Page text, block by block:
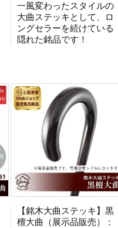
一風変わったスタイルの
大曲ステッキとして、ロ
ングセラーを続けている
隠れた銘品です！
【銘木大曲ステッキ】黒
檀大曲（展示品販売）：